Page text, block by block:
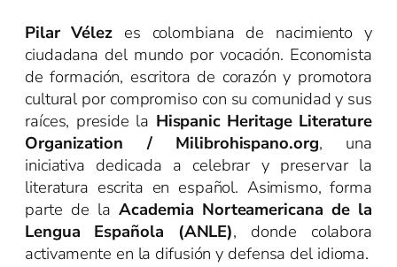
Pilar Vélezes colombiana de nacimiento y
ciudadana del mundo por vocación. Economista
de formación, escritora de corazón y promotora
cultural por compromiso con su comunidad y sus
raíces, preside la Hispanic Heritage Literature
Organization / Milibrohispano.org, una
iniciativa dedicada a celebrar y preservar la
literatura escrita en español. Asimismo, forma
parte de laAcademia Norteamericana de la
Lengua Española (ANLE), donde colabora
activamente en la difusión y defensa del idioma.